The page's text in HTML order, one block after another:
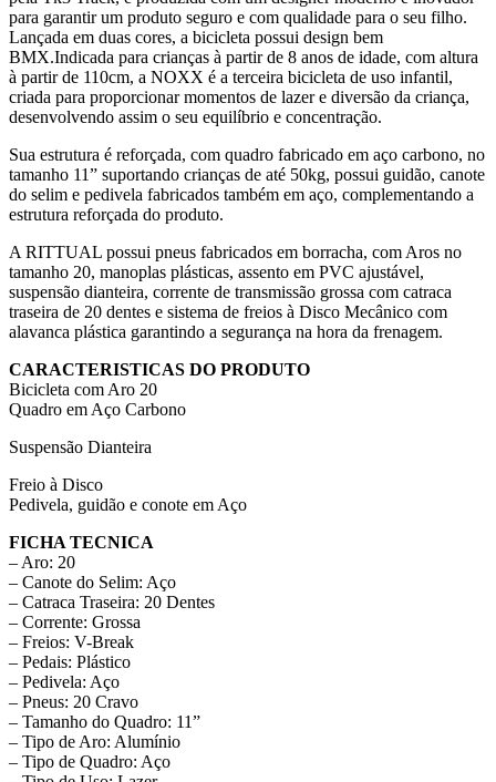
para garantir um produto seguro e com qualidade para o seu filho.
Lançada em duas cores, a bicicleta possui design bem
BMX.Indicada para crianças à partir de 8 anos de idade, com altura
à partir de 110cm, a NOXX é a terceira bicicleta de uso infantil,
criada para proporcionar momentos de lazer e diversão da criança,
desenvolvendo assim o seu equilíbrio e concentração.
Sua estrutura é reforçada, com quadro fabricado em aço carbono, no
tamanho 11” suportando crianças de até 50kg, possui guidão, canote
do selim e pedivela fabricados também em aço, complementando a
estrutura reforçada do produto.
A RITTUAL possui pneus fabricados em borracha, com Aros no
tamanho 20, manoplas plásticas, assento em PVC ajustável,
suspensão dianteira, corrente de transmissão grossa com catraca
traseira de 20 dentes e sistema de freios à Disco Mecânico com
alavanca plástica garantindo a segurança na hora da frenagem.
CARACTERISTICAS DO PRODUTO
Bicicleta com Aro 20
Quadro em Aço Carbono
Suspensão Dianteira
Freio à Disco
Pedivela, guidão e conote em Aço
FICHA TECNICA
– Aro: 20
– Canote do Selim: Aço
– Catraca Traseira: 20 Dentes
– Corrente: Grossa
– Freios: V-Break
– Pedais: Plástico
– Pedivela: Aço
– Pneus: 20 Cravo
– Tamanho do Quadro: 11”
– Tipo de Aro: Alumínio
– Tipo de Quadro: Aço